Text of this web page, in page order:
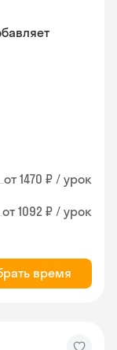
от 1470 ₽ / урок
от 1092 ₽ / урок
время